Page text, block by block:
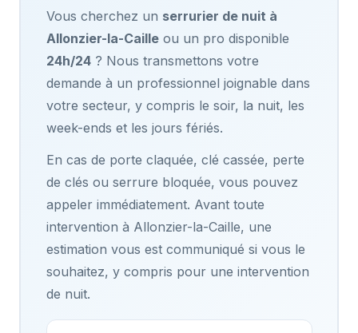
Vous cherchez un serrurier de nuit à
Allonzier-la-Cailleou un pro disponible
24h/24? Nous transmettons votre
demande à un professionnel joignable dans
votre secteur, y compris le soir, la nuit, les
week-ends et les jours fériés.
En cas de porte claquée, clé cassée, perte
de clés ou serrure bloquée, vous pouvez
appeler immédiatement. Avant toute
intervention à Allonzier-la-Caille, une
estimation vous est communiqué si vous le
souhaitez, y compris pour une intervention
de nuit.